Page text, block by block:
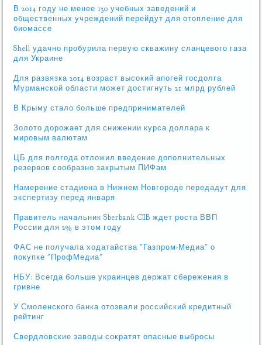
В 2014 году не менее 130 учебных заведений и
общественных учреждений перейдут для отопление для
биомассе
Shell удачно пробурила первую скважину сланцевого газа
для Украине
Для развязка 2014 возраст высокий апогей госдолга
Мурманской области может достигнуть 21 млрд рублей
В Крыму стало больше предпринимателей
Золото дорожает для снижении курса доллара к
мировым валютам
ЦБ для полгода отложил введение дополнительных
резервов сообразно закрытым ПИФам
Намерение стадиона в Нижнем Новгороде передадут для
экспертизу перед января
Правитель начальник Sberbank CIB ждет роста ВВП
России для 2% в этом году
ФАС не получала ходатайства "Газпром-Медиа" о
покупке "ПрофМедиа"
НБУ: Всегда больше украинцев держат сбережения в
гривне
У Смоленского банка отозвали российский кредитный
рейтинг
Свердловские заводы сократят опасные выбросы